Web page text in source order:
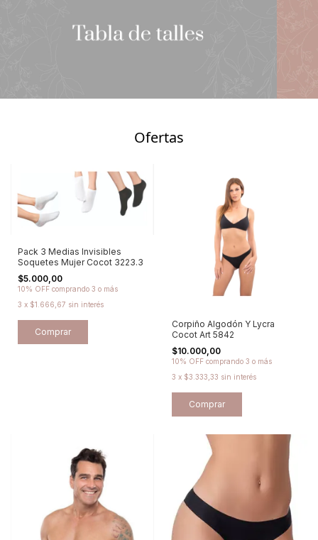
Ofertas
Pack 3 Medias Invisibles
Soquetes Mujer Cocot 3223.3
$5.000,00
10% OFF comprando 3 o más
3 x $1.666,67 sin interés
Comprar
Corpiño Algodón Y Lycra
Cocot Art 5842
$10.000,00
10% OFF comprando 3 o más
3 x $3.333,33 sin interés
Comprar